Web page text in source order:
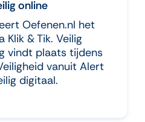
online
Oefenen.nl het
& Tik. Veilig
vindt plaats tijdens
vanuit Alert
digitaal.